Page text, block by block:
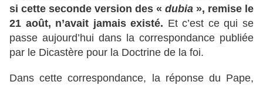
si cette seconde version des « dubia », remise le
21 août, n’avait jamais existé. Et c’est ce qui se
passe aujourd’hui dans la correspondance publiée
par le Dicastère pour la Doctrine de la foi.
Dans cette correspondance, la réponse du Pape,